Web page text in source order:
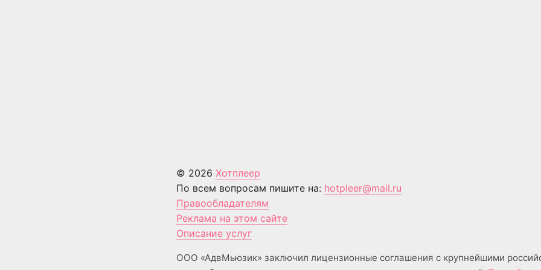
© 2026 Хотплеер
По всем вопросам пишите на: hotpleer@mail.ru
Правообладателям
Реклама на этом сайте
Описание услуг
ООО «АдвМьюзик» заключил лицензионные соглашения с крупнейшими